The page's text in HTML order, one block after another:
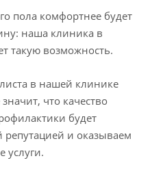
пола комфортнее будет
наша клиника в
такую возможность.
в нашей клинике
что качество
будет
и оказываем
услуги.